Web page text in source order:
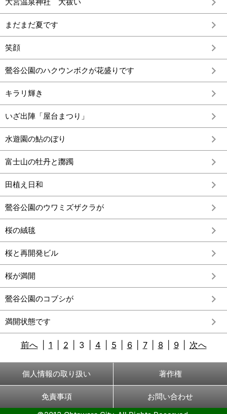
まだまだ夏です
笑顔
鶯谷公園のハクウンボクが花盛りです
キラリ輝き
いざ出陣「屋台まつり」
水遊園の鮎のぼり
富士山の牡丹と躑躅
田植え日和
鶯谷公園のウワミズザクラが
桜の絨毯
桜と再開発ビル
桜が満開
鶯谷公園のコブシが
満開状態です
前へ 1 2 3 4 5 6 7 8 9 次へ
個人情報の取り扱い 著作権
免責事項
お問い合わせ